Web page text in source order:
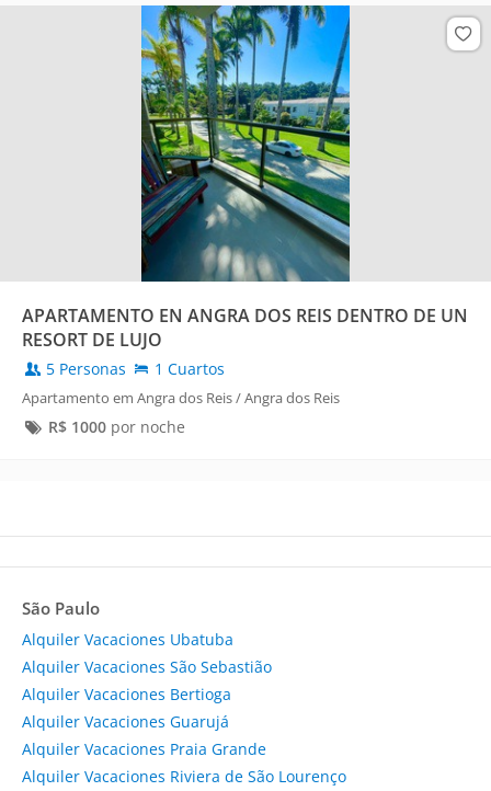
APARTAMENTO EN ANGRA DOS REIS DENTRO DE UN
RESORT DE LUJO
5 Personas 1 Cuartos
Apartamento em Angra dos Reis / Angra dos Reis
R$ 1000por noche
São Paulo
Alquiler Vacaciones Ubatuba
Alquiler Vacaciones São Sebastião
Alquiler Vacaciones Bertioga
Alquiler Vacaciones Guarujá
Alquiler Vacaciones Praia Grande
Alquiler Vacaciones Riviera de São Lourenço